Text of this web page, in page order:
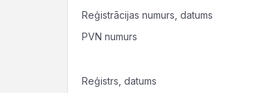
Reģistrācijas numurs, datums
PVN numurs
Reģistrs, datums